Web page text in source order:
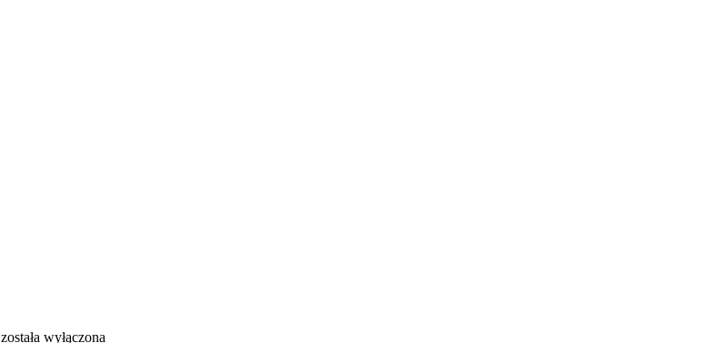
została wyłączona